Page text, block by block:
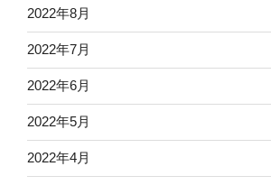
2022年8月
2022年7月
2022年6月
2022年5月
2022年4月